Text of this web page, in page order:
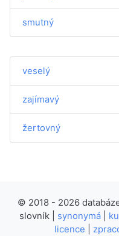
smutný
veselý
zajímavý
žertovný
© 2018 - 2026
slovník | synonymá
licence